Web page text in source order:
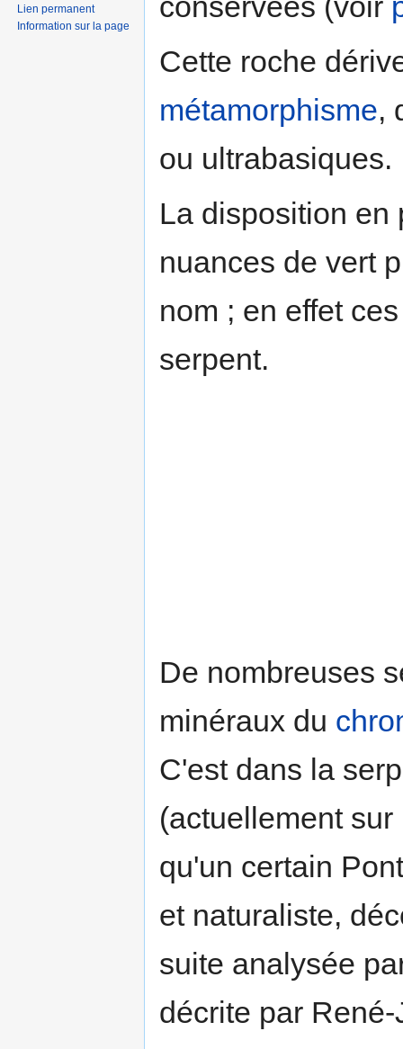
Cette roche
métamorphisme,
ou ultrabasiques.
La disposition en
nuances de vert
nom ; en effet
serpent.
De nombreuses
minéraux du
C'est dans la
(actuellement
qu'un certain
et naturaliste,
suite analysée
décrite par
Lien permanent
Information sur la page